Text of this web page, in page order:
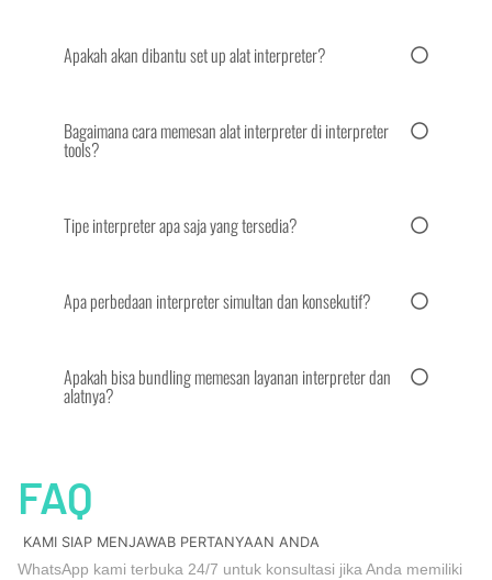
FAQ
KAMI SIAP MENJAWAB PERTANYAAN ANDA
WhatsApp kami terbuka 24/7 untuk konsultasi jika Anda memiliki
Apakah akan dibantu set up alat interpreter?
Bagaimana cara memesan alat interpreter di interpreter
tools?
Tipe interpreter apa saja yang tersedia?
Apa perbedaan interpreter simultan dan konsekutif?
Apakah bisa bundling memesan layanan interpreter dan
alatnya?